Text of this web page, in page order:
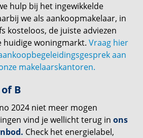
hulp bij het ingewikkelde
we als aankoopmakelaar, in
kosteloos, de juiste adviezen
huidige woningmarkt.Vraag hier
aan
makelaarskantoren.
B
2024 niet meer mogen
vind je wellicht terug inons
Check het energielabel,